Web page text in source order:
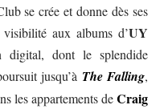
se crée et donne dès ses
aux albums d’UY
digital, dont le splendide
jusqu’à The Falling,
les appartements deCraig